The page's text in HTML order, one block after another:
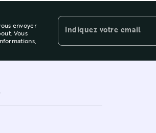
envoyer
Vous
Indiquez votre email